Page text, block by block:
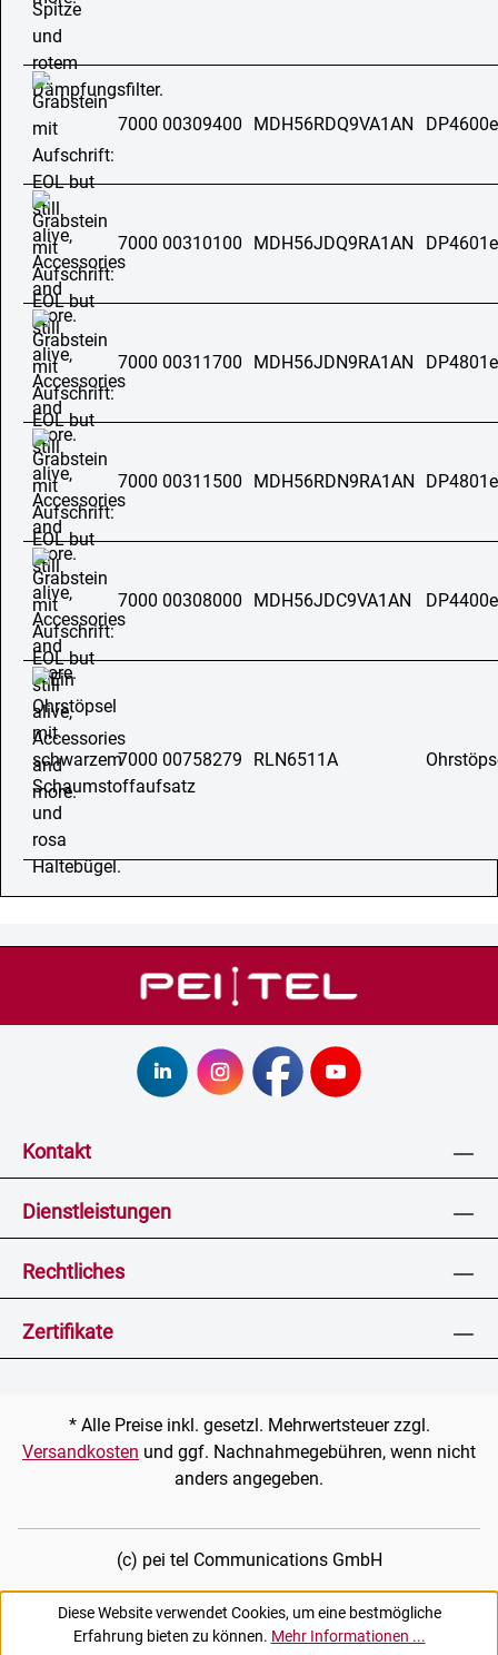
7000 00309400 MDH56RDQ9VA1AN
7000 00310100 MDH56JDQ9RA1AN
7000 00311700 MDH56JDN9RA1AN
7000 00311500 MDH56RDN9RA1AN
7000 00308000 MDH56JDC9VA1AN
7000 00758279 RLN6511A
Kontakt
Dienstleistungen
Rechtliches
Zertifikate
* Alle Preise inkl. gesetzl. Mehrwertsteuer zzgl.
Versandkosten und ggf. Nachnahmegebühren, wenn nicht
anders angegeben.
(c) pei tel Communications GmbH
Diese Website verwendet Cookies, um eine bestmögliche
Erfahrung bieten zu können. Mehr Informationen ...